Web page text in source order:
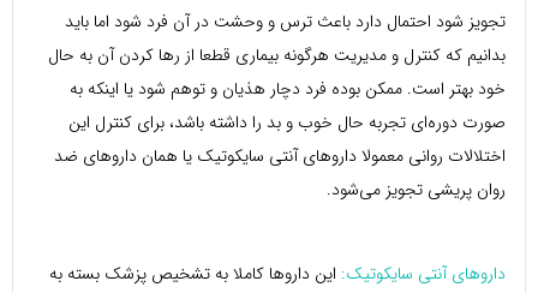
تجویز شود احتمال دارد باعث ترس و وحشت در آن فرد شود اما باید
بدانیم که کنترل و مدیریت هرگونه بیماری قطعا از رها کردن آن به حال
خود بهتر است. ممکن بوده فرد دچار هذیان و توهم شود یا اینکه به
صورت دوره‌ای تجربه حال خوب و بد را داشته باشد، برای کنترل این
اختلالات روانی معمولا داروهای آنتی سایکوتیک یا همان داروهای ضد
روان پریشی تجویز می‌شود.
داروهای آنتی سایکوتیک: این داروها کاملا به تشخیص پزشک بسته به